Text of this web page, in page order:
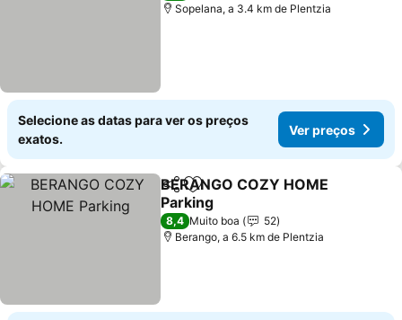
Sopelana, a 3.4 km de Plentzia
Selecione as datas para ver os preços
exatos.
Ver preços
PartilharAdicionar aos favoritos
BERANGO COZY HOME
Parking
8,4 Muito boa
52
Berango, a 6.5 km de Plentzia